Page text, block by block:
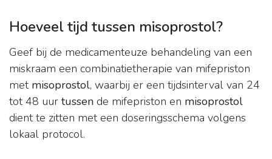
Hoeveel tijd tussen misoprostol?
Geef bij de medicamenteuze behandeling van een
miskraam een combinatietherapie van mifepriston
met misoprostol, waarbij er een tijdsinterval van 24
tot 48 uur tussen de mifepriston en misoprostol
dient te zitten met een doseringsschema volgens
lokaal protocol.